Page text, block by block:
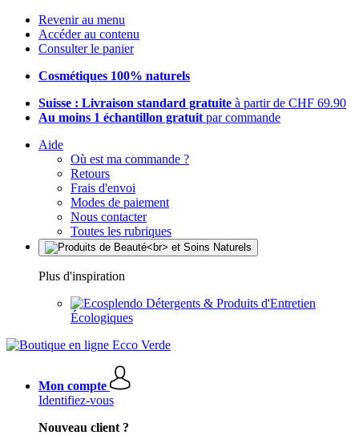
Revenir au menu
Accéder au contenu
Consulter le panier
Cosmétiques 100% naturels
Suisse : Livraison standard gratuite à partir de CHF 69.90
Au moins 1 échantillon gratuit par commande
Aide
Où est ma commande ?
Retours
Frais d'envoi
Modes de paiement
Nous contacter
Toutes les rubriques
Plus d'inspiration
Détergents & Produits d'Entretien
Écologiques
Mon compte
Identifiez-vous
Nouveau client ?